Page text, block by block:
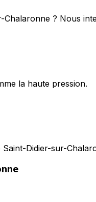
Chalaronne ? Nous
la haute pression.
Didier-sur-